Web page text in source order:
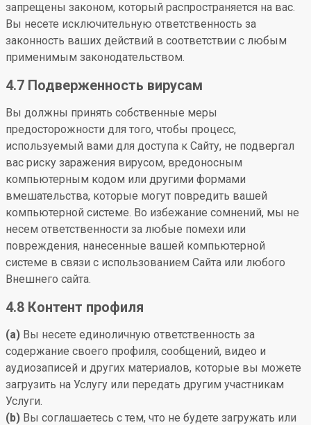
запрещены законом, который распространяется на вас.
Вы несете исключительную ответственность за
законность ваших действий в соответствии с любым
применимым законодательством.
4.7 Подверженность вирусам
Вы должны принять собственные меры
предосторожности для того, чтобы процесс,
используемый вами для доступа к Сайту, не подвергал
вас риску заражения вирусом, вредоносным
компьютерным кодом или другими формами
вмешательства, которые могут повредить вашей
компьютерной системе. Во избежание сомнений, мы не
несем ответственности за любые помехи или
повреждения, нанесенные вашей компьютерной
системе в связи с использованием Сайта или любого
Внешнего сайта.
4.8 Контент профиля
(a) Вы несете единоличную ответственность за
содержание своего профиля, сообщений, видео и
аудиозаписей и других материалов, которые вы можете
загрузить на Услугу или передать другим участникам
Услуги.
(b) Вы соглашаетесь с тем, что не будете загружать или